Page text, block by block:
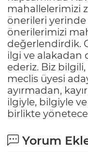
mahallelerimizi
önerileri
önerilerimizi
değerlendirdik.
ilgi ve alakadan
ederiz. Biz
meclis üyesi
ayırmadan,
ilgiyle, bilgiyle
birlikte
Yorum